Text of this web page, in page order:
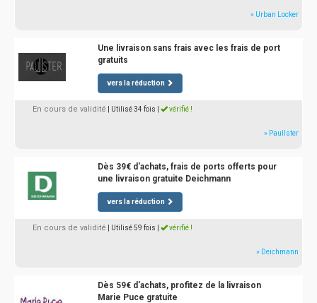
» Urban Locker
Une livraison sans frais avec les frais de port
gratuits
vers la réduction
En cours de validité | Utilisé 34 fois vérifié !
» Paullster
Dès 39€ d'achats, frais de ports offerts pour
une livraison gratuite Deichmann
vers la réduction
En cours de validité | Utilisé 59 fois vérifié !
» Deichmann
Dès 59€ d'achats, profitez de la livraison
Marie Puce gratuite